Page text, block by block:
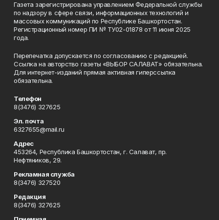
Газета зарегистрирована управлением Федеральной службы
по надзору в сфере связи, информационных технологий и
массовых коммуникаций по Республике Башкортостан.
Регистрационный номер ПИ № ТУ02-01878 от 11 июня 2025
года.
Перепечатка допускается по согласованию с редакцией.
Ссылка на авторство газеты «ВЫБОР САЛАВАТ» обязательна.
Для интернет-изданий прямая активная гиперссылка
обязательна.
Телефон
8(3476) 327625
Эл. почта
6327655@mail.ru
Адрес
453264, Республика Башкортостан, г. Салават, пр.
Нефтяников, 29.
Рекламная служба
8(3476) 327520
Редакция
8(3476) 327625